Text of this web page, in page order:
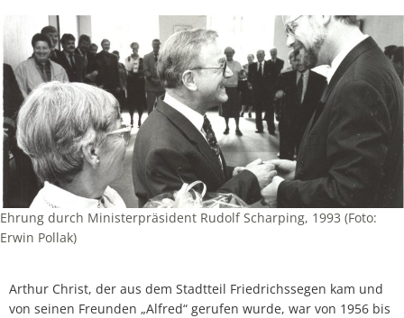
Ehrung durch Ministerpräsident Rudolf Scharping, 1993 (Foto:
Erwin Pollak)
Arthur Christ, der aus dem Stadtteil Friedrichssegen kam und
von seinen Freunden „Alfred“ gerufen wurde, war von 1956 bis